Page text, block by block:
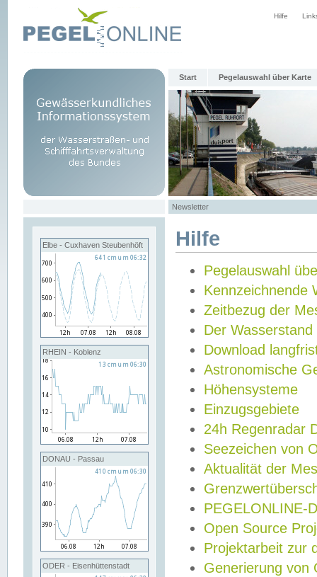
Hilfe
Start Pegelauswahl über Karte
Newsletter
Elbe - Cuxhaven Steubenhöft
RHEIN - Koblenz
DONAU - Passau
ODER - Eisenhüttenstadt
Hilfe
Pegelauswahl
Kennzeichnende
Zeitbezug der
Der Wasserstand
Download
Astronomische
Höhensysteme
Einzugsgebiete
24h Regenradar
Seezeichen von
Aktualität der
PEGELONLINE-
Open Source
Projektarbeit zur
Generierung von